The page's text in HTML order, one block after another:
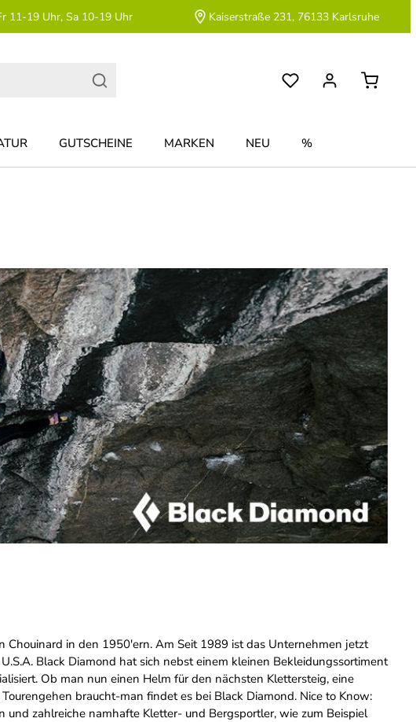
11-19 Uhr, Sa 10-19 Uhr Kaiserstraße 231, 76133 Karlsruhe
GUTSCHEINE MARKEN NEU %
in den 1950'ern. Am Seit 1989 ist das Unternehmen jetzt
Black Diamond hat sich nebst einem kleinen Bekleidungssortiment
Ob man nun einen Helm für den nächsten Klettersteig, eine
braucht-man findet es bei Black Diamond. Nice to Know:
zahlreiche namhafte Kletter- und Bergsportler, wie zum Beispiel